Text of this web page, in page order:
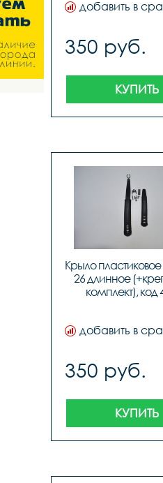
добавить в
350 руб.
КУПИТЬ
Крыло пластиковое
26 длинное
комплект), код
добавить в
350 руб.
КУПИТЬ